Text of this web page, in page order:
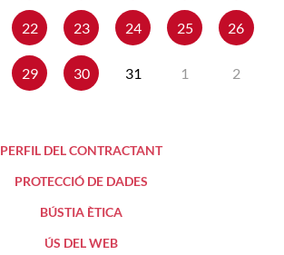
22 23 24 25 26
29 30 31 1 2
PERFIL DEL CONTRACTANT
PROTECCIÓ DE DADES
BÚSTIA ÈTICA
ÚS DEL WEB